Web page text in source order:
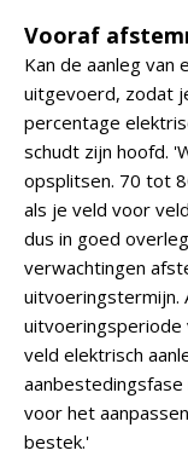
Vooraf
Kan de aanleg
uitgevoerd, zodat
percentage
schudt zijn hoofd.
opsplitsen. 70 tot
als je veld voor
dus in goed
verwachtingen
uitvoeringstermijn.
uitvoeringsperiode
veld elektrisch
voor het
bestek.'